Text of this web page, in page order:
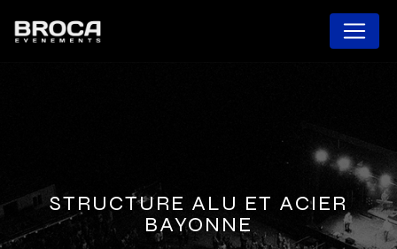
STRUCTURE ALU ET ACIER
BAYONNE